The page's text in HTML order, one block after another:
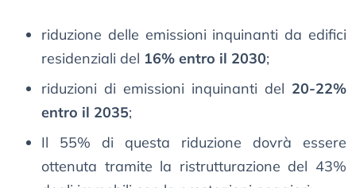
riduzione delle emissioni inquinanti da edifici
residenziali del 16% entro il 2030;
riduzioni di emissioni inquinanti del 20-22%
entro il 2035;
Il 55% di questa riduzione dovrà essere
ottenuta tramite la ristrutturazione del 43%